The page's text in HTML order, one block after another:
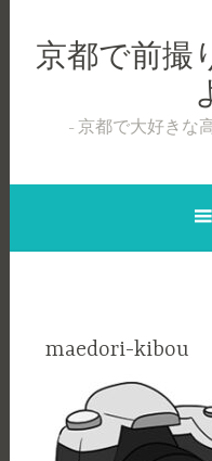
プ
京都で前撮
京都で大好きな
maedori-kibou